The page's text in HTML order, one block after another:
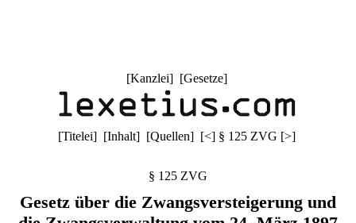
[Kanzlei] [Gesetze]
[Titelei] [Inhalt] [Quellen] [<] § 125 ZVG [>]
§ 125 ZVG
Gesetz über die Zwangsversteigerung und